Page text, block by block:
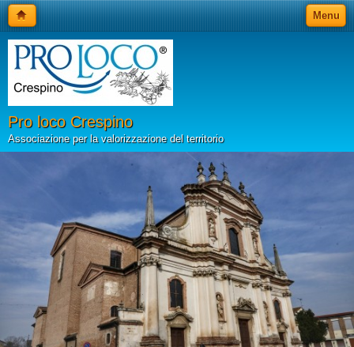
Menu
Pro loco Crespino
Associazione per la valorizzazione del territorio